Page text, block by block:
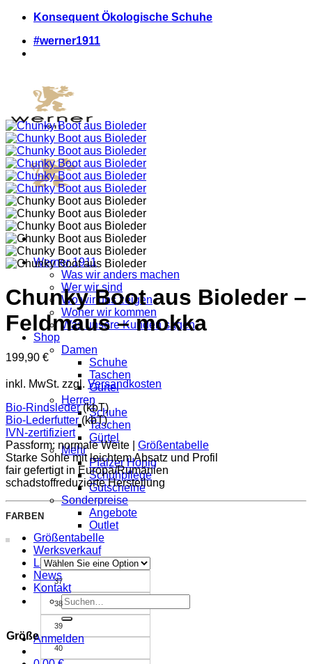
Zum
springen
Konsequent Ökologische Schuhe
#werner1911
Werner 1911
Was wir anders machen
Wer wir sind
Wo wir uns zeigen
Woher wir kommen
Was unsere Kunden sagen
Shop
Damen
Schuhe
Taschen
Gürtel
Herren
Schuhe
Taschen
Gürtel
Mehr
Pfälzer Honig
Schuhpflege
Gutscheine
Sonderpreise
Angebote
Outlet
Größentabelle
Werksverkauf
Ladenfinder
News
Kontakt
Suche
nach:
Anmelden
Chunky Boot aus Bioleder –
Feldmaus – mokka
199,90 €
inkl. MwSt. zzgl. Versandkosten
Bio-Rindsleder(kbT)
Bio-Lederfutter (kbT)
IVN-zertifiziert
Passform: normale Weite | Größentabelle
Starke Sohle mit leichtem Absatz und Profil
fair gefertigt in Europa/Rumänien
schadstoffreduzierte Herstellung
FARBEN
Größe
37
38
39
40